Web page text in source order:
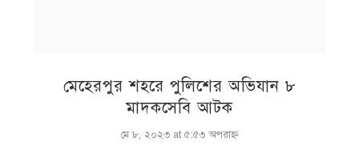
মেহেরপুর শহরে পুলিশের অভিযান ৮
মাদকসেবি আটক
মে ৮, ২০২৩ at ৫:৫৩ অপরাহ্ণ